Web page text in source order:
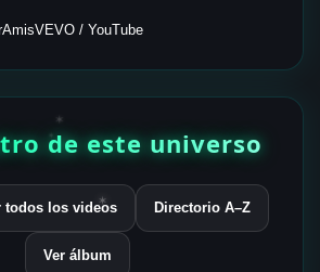
✶
✶
✶
/ YouTube
de este universo
todos los videos Directorio A–Z
Ver álbum